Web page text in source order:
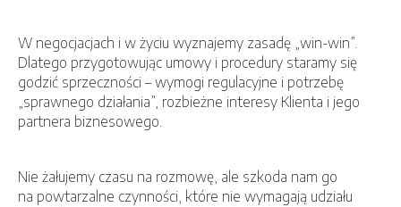
W negocjacjach i w życiu wyznajemy zasadę „win-win”.
Dlatego przygotowując umowy i procedury staramy się
godzić sprzeczności – wymogi regulacyjne i potrzebę
„sprawnego działania”, rozbieżne interesy Klienta i jego
partnera biznesowego.
Nie żałujemy czasu na rozmowę, ale szkoda nam go
na powtarzalne czynności, które nie wymagają udziału